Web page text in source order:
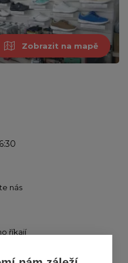
Zobrazit na mapě
nás
říkají